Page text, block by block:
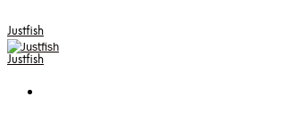
Justfish
Justfish